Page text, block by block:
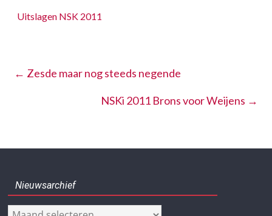
Uitslagen NSK 2011
← Zesde maar nog steeds negende
NSKi 2011 Brons voor Weijens →
Nieuwsarchief
Nieuwsarchief